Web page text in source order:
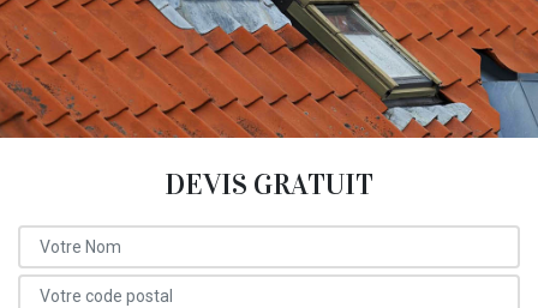
DEVIS GRATUIT